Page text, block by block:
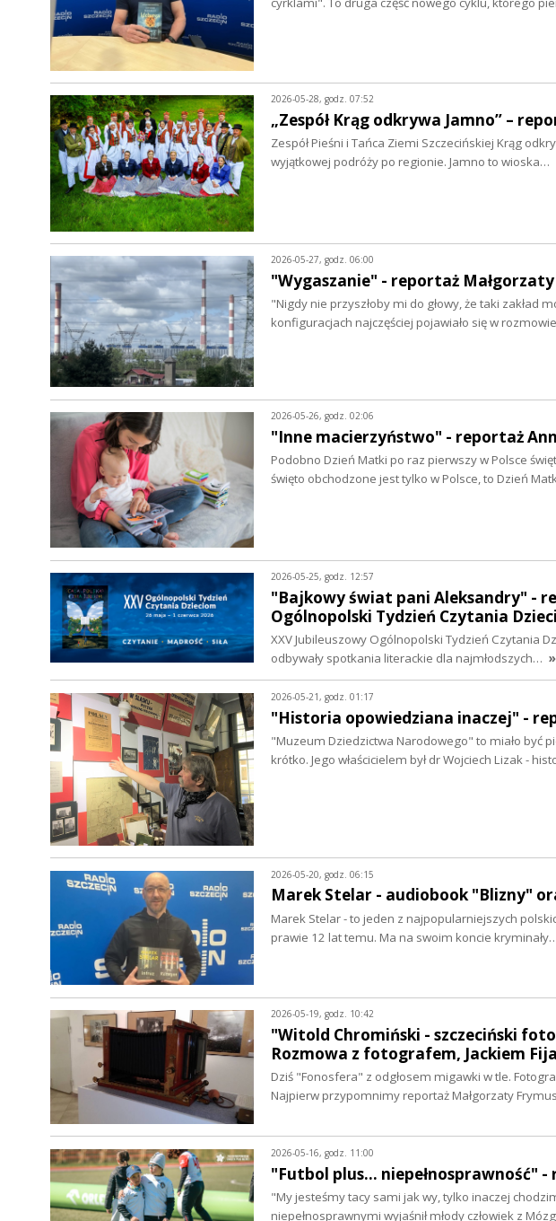
2026-05-28, godz. 07:52
„Zespół Krąg odkrywa Jamno” –
Zespół Pieśni i Tańca Ziemi Szczecińskiej Krąg
wyjątkowej podróży po regionie. Jamno to wioska…
2026-05-27, godz. 06:00
"Wygaszanie" - reportaż
"Nigdy nie przyszłoby mi do głowy, że taki zakład
konfiguracjach najczęściej pojawiało się w
2026-05-26, godz. 02:06
"Inne macierzyństwo" - reportaż
Podobno Dzień Matki po raz pierwszy w Polsce
święto obchodzone jest tylko w Polsce, to Dzień
2026-05-25, godz. 12:57
"Bajkowy świat pani Aleksandry" -
Ogólnopolski Tydzień Czytania
XXV Jubileuszowy Ogólnopolski Tydzień Czytania
odbywały spotkania literackie dla najmłodszych…
2026-05-21, godz. 01:17
"Historia opowiedziana inaczej" -
"Muzeum Dziedzictwa Narodowego" to miało być
krótko. Jego właścicielem był dr Wojciech Lizak -
2026-05-20, godz. 06:15
Marek Stelar - audiobook "Blizny"
Marek Stelar - to jeden z najpopularniejszych
prawie 12 lat temu. Ma na swoim koncie
2026-05-19, godz. 10:42
"Witold Chromiński - szczeciński
Rozmowa z fotografem, Jackiem
Dziś "Fonosfera" z odgłosem migawki w tle.
Najpierw przypomnimy reportaż Małgorzaty
2026-05-16, godz. 11:00
"Futbol plus... niepełnosprawność"
"My jesteśmy tacy sami jak wy, tylko inaczej
niepełnosprawnymi wyjaśnił młody człowiek z